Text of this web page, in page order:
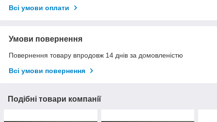
Всі умови оплати
Умови повернення
Повернення товару впродовж 14 днів за домовленістю
Всі умови повернення
Подібні товари компанії